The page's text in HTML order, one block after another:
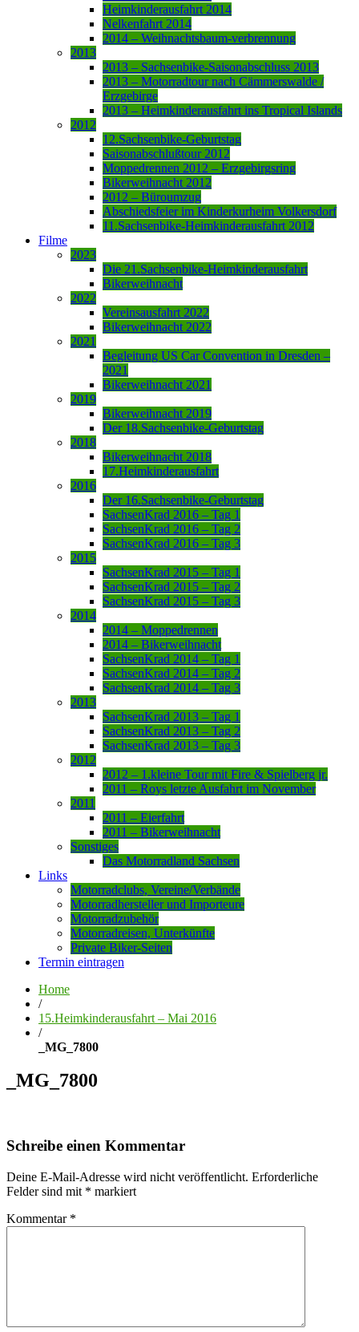
Heimkinderausfahrt 2014
Nelkenfahrt 2014
2014 – Weihnachtsbaum-verbrennung
2013
2013 – Sachsenbike-Saisonabschluss 2013
2013 – Motorradtour nach Cämmerswalde /
Erzgebirge
2013 – Heimkinderausfahrt ins Tropical Islands
2012
12.Sachsenbike-Geburtstag
Saisonabschlußtour 2012
Moppedrennen 2012 – Erzgebirgsring
Bikerweihnacht 2012
2012 – Büroumzug
Abschiedsfeier im Kinderkurheim Volkersdorf
11.Sachsenbike-Heimkinderausfahrt 2012
Filme
2023
Die 21.Sachsenbike-Heimkinderausfahrt
Bikerweihnacht
2022
Vereinsausfahrt 2022
Bikerweihnacht 2022
2021
Begleitung US Car Convention in Dresden –
2021
Bikerweihnacht 2021
2019
Bikerweihnacht 2019
Der 18.Sachsenbike-Geburtstag
2018
Bikerweihnacht 2018
17.Heimkinderausfahrt
2016
Der 16.Sachsenbike-Geburtstag
SachsenKrad 2016 – Tag 1
SachsenKrad 2016 – Tag 2
SachsenKrad 2016 – Tag 3
2015
SachsenKrad 2015 – Tag 1
SachsenKrad 2015 – Tag 2
SachsenKrad 2015 – Tag 3
2014
2014 – Moppedrennen
2014 – Bikerweihnacht
SachsenKrad 2014 – Tag 1
SachsenKrad 2014 – Tag 2
SachsenKrad 2014 – Tag 3
2013
SachsenKrad 2013 – Tag 1
SachsenKrad 2013 – Tag 2
SachsenKrad 2013 – Tag 3
2012
2012 – 1.kleine Tour mit Fire & Spielberg jr.
2011 – Roys letzte Ausfahrt im November
2011
2011 – Eierfahrt
2011 – Bikerweihnacht
Sonstiges
Das Motorradland Sachsen
Links
Motorradclubs, Vereine/Verbände
Motorradhersteller und Importeure
Motorradzubehör
Motorradreisen, Unterkünfte
Private Biker-Seiten
Termin eintragen
Home
/
15.Heimkinderausfahrt – Mai 2016
/
_MG_7800
_MG_7800
Schreibe einen Kommentar
Deine E-Mail-Adresse wird nicht veröffentlicht. Erforderliche
Felder sind mit * markiert
Kommentar *